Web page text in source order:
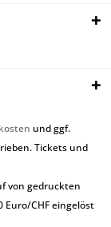
und ggf.
Tickets und
von gedruckten
CHF eingelöst